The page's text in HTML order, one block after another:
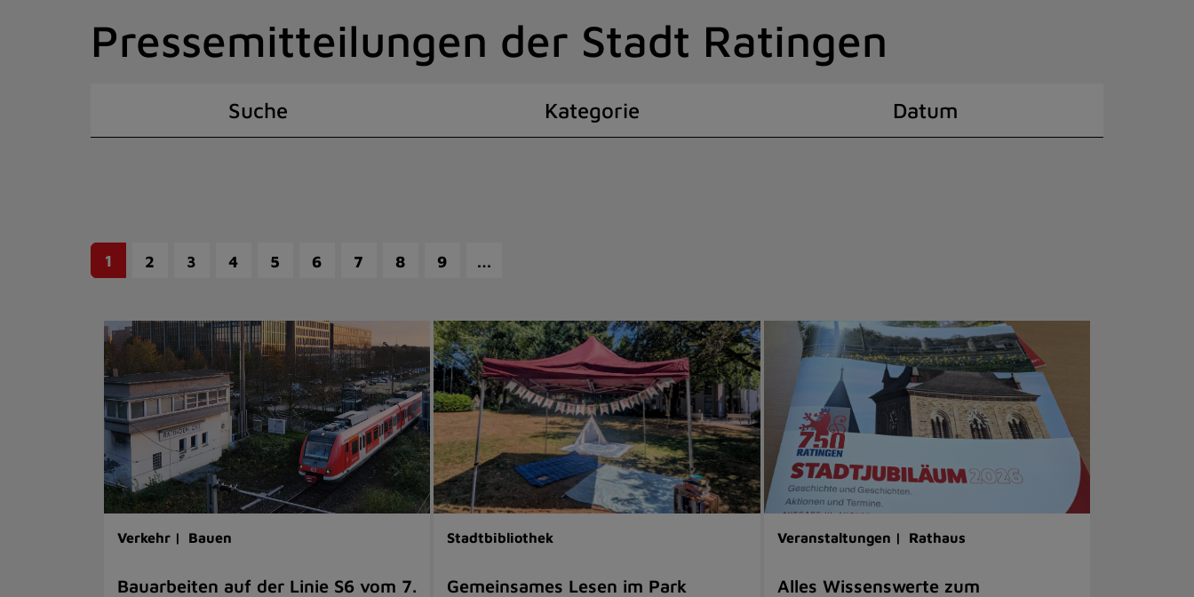
Pressemitteilungen der Stadt Ratingen
Suche Kategorie Datum
1 2 3 4 5 6 7 8 9 …
Verkehr | Bauen
Bauarbeiten auf der Linie S6 vom 7.
Stadtbibliothek
Gemeinsames Lesen im Park
Veranstaltungen | Rathaus
Alles Wissenswerte zum